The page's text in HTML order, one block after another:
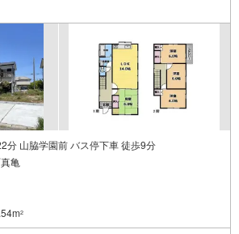
分 山脇学園前 バス停下車 徒歩9分
亀
2